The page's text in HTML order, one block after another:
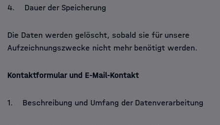
4. Dauer der Speicherung
Die Daten werden gelöscht, sobald sie für unsere
Aufzeichnungszwecke nicht mehr benötigt werden.
Kontaktformular und E-Mail-Kontakt
1. Beschreibung und Umfang der Datenverarbeitung